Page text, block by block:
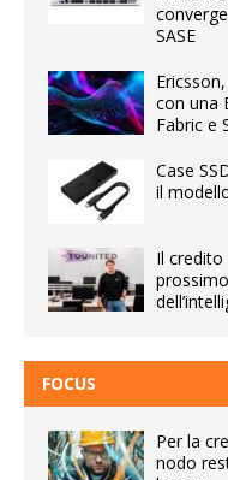
SASE
con una
Fabric e
Case
il
Il credito
FOCUS
Per la
nodo